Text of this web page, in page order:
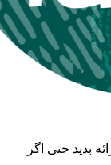
اگر